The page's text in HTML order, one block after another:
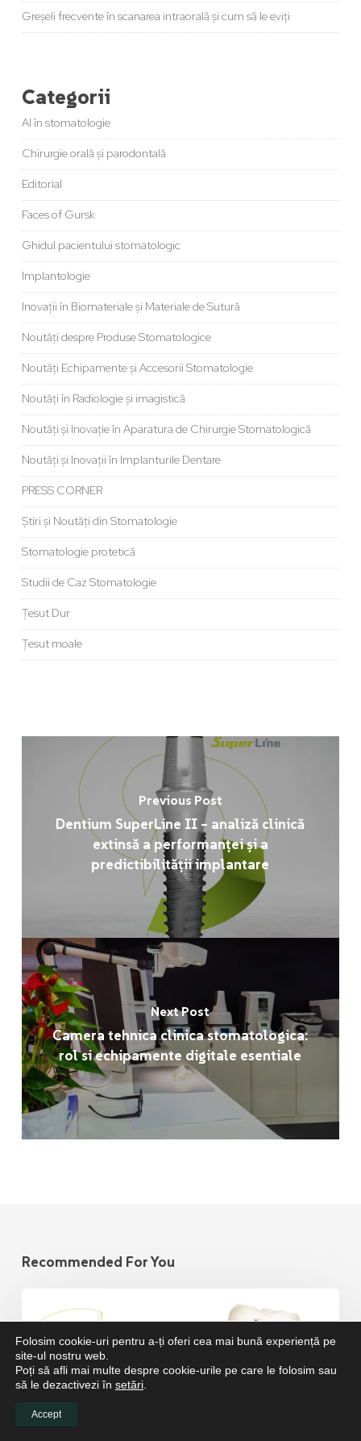
Greșeli frecvente în scanarea intraorală și cum să le eviți
Categorii
AI în stomatologie
Chirurgie orală și parodontală
Editorial
Faces of Gursk
Ghidul pacientului stomatologic
Implantologie
Inovații în Biomateriale și Materiale de Sutură
Noutăți despre Produse Stomatologice
Noutăți Echipamente și Accesorii Stomatologie
Noutăți în Radiologie și imagistică
Noutăți și Inovație în Aparatura de Chirurgie Stomatologică
Noutăți și Inovații în Implanturile Dentare
PRESS CORNER
Știri și Noutăți din Stomatologie
Stomatologie protetică
Studii de Caz Stomatologie
Țesut Dur
Țesut moale
Previous Post
Dentium SuperLine II – analiză clinică
extinsă a performanței și a
predictibilității implantare
Next Post
Camera tehnica clinica stomatologica:
rol si echipamente digitale esentiale
Recommended For You
Folosim cookie-uri pentru a-ți oferi cea mai bună experiență pe
site-ul nostru web.
Poți să afli mai multe despre cookie-urile pe care le folosim sau
să le dezactivezi în setări
Accept